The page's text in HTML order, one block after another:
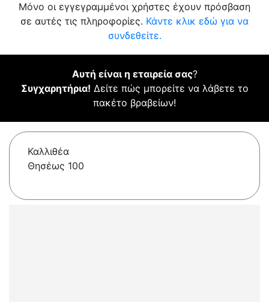
Μόνο οι εγγεγραμμένοι χρήστες έχουν πρόσβαση
σε αυτές τις πληροφορίες. Κάντε κλικ εδώ για να
συνδεθείτε.
Αυτή είναι η εταιρεία σας?
Συγχαρητήρια! Δείτε πώς μπορείτε να λάβετε το
πακέτο βραβείων!
Καλλιθέα
Θησέως 100